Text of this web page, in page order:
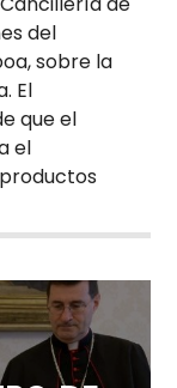
del
sobre la
El
que el
el